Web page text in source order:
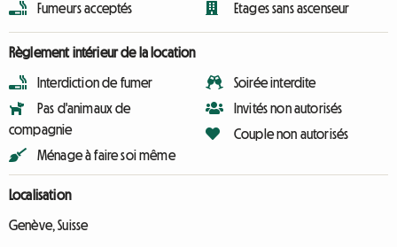
Fumeurs acceptés Etages sans ascenseur
Règlement intérieur de la location
Interdiction de fumer
Pas d'animaux de
compagnie
Ménage à faire soi même
Soirée interdite
Invités non autorisés
Couple non autorisés
Localisation
Genève, Suisse